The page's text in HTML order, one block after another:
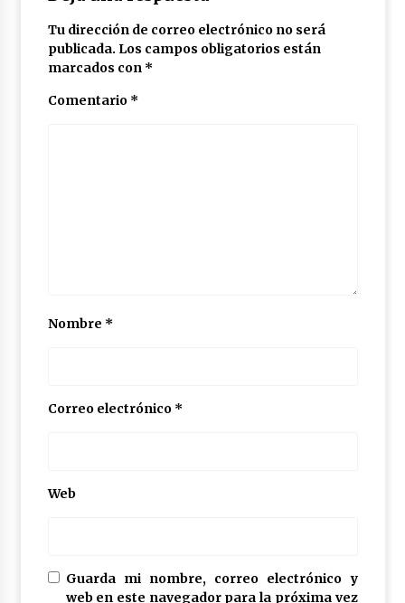
Tu dirección de correo electrónico no será
publicada. Los campos obligatorios están
marcados con *
Comentario *
Nombre *
Correo electrónico *
Web
Guarda mi nombre, correo electrónico y
web en este navegador para la próxima vez